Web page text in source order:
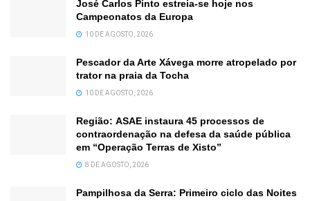
José Carlos Pinto estreia-se hoje nos
Campeonatos da Europa
10 DE AGOSTO, 2026
Pescador da Arte Xávega morre atropelado por
trator na praia da Tocha
10 DE AGOSTO, 2026
Região: ASAE instaura 45 processos de
contraordenação na defesa da saúde pública
em “Operação Terras de Xisto”
8 DE AGOSTO, 2026
Pampilhosa da Serra: Primeiro ciclo das Noites